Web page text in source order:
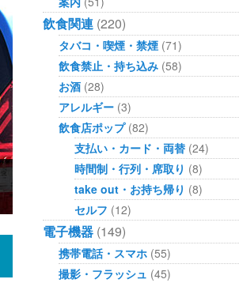
飲食関連 (220)
タバコ・喫煙・禁煙 (71)
飲食禁止・持ち込み (58)
お酒 (28)
アレルギー (3)
飲食店ポップ(82)
支払い・カード・両替 (24)
時間制・行列・席取り (8)
take out・お持ち帰り (8)
セルフ (12)
電子機器 (149)
携帯電話・スマホ (55)
撮影・フラッシュ (45)